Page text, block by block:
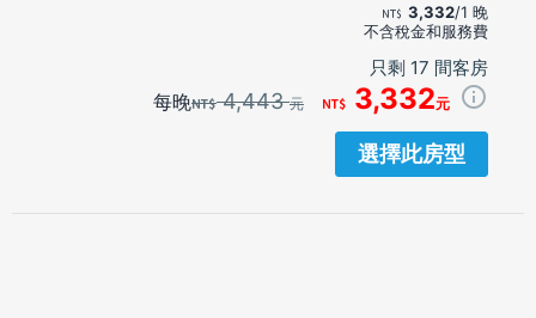
3,332/1 晚
不含稅金和服務費
只剩 17 間客房
每晚 4,443元 3,332元
選擇此房型